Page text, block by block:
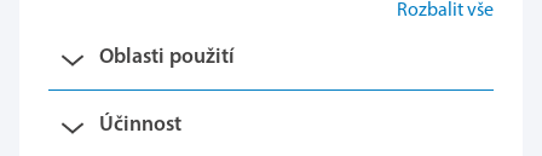
Rozbalit vše
Oblasti použití
Účinnost